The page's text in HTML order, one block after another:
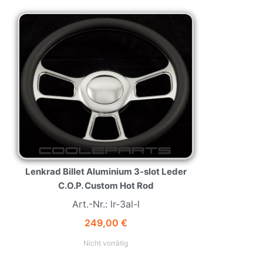
Lenkrad Billet Aluminium 3-slot Leder
C.O.P. Custom Hot Rod
Art.-Nr.: lr-3al-l
249,00 €
Nicht vorrätig